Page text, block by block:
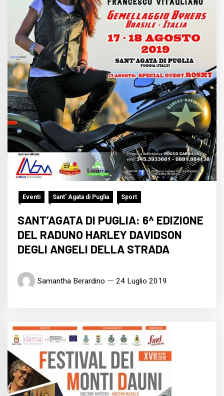
Eventi Sant' Agata di Puglia Sport
SANT’AGATA DI PUGLIA: 6^ EDIZIONE
DEL RADUNO HARLEY DAVIDSON
DEGLI ANGELI DELLA STRADA
Samantha Berardino 24 Luglio 2019